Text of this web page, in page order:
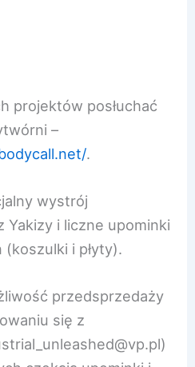
projektów posłuchać
–
l.net/.
wystrój
i liczne upominki
i płyty).
przedsprzedaży
się z
l)